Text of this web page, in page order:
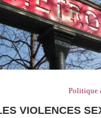
Politique
VIOLENCES